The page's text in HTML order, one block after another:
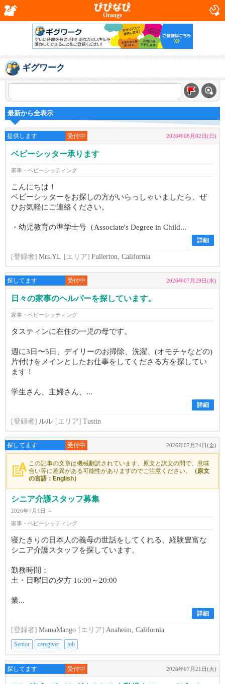
Orange
ギグワーク
最新から全表示
提供します 受付中 2026年08月02日(日)
ベビーシッター承ります
家事・ベビーシッティング
こんにちは！
ベビーシッターをお探しの方がいらっしゃいましたら、ぜ
ひお気軽にご連絡ください。
・幼児教育の準学士号（Associate's Degree in Child...
詳細
[登録者] Mrs.YL [エリア] Fullerton, California
探してます 受付中 2026年07月29日(水)
日々の家事のヘルパーを探しています。
家事・ベビーシッティング
タスティンに在住の一児の母です。
週に3日〜5日、デイリーのお掃除、洗濯、(オモチャなどの)
片付けをメインとしたお仕事をしてくださる方を探してい
ます！
学生さん、主婦さん、...
詳細
[登録者] ルル [エリア] Tustin
探してます 受付中 2026年07月24日(金)
この記事の文章は機械翻訳されています。原文と訳文の間で、意味
合い等に差異がある可能性がありますのでご注意ください。
（原文
の言語：English）
シニア介護スタッフ募集
2026年7月1日 ～
家事・ベビーシッティング
寝たきりの日本人の義母の世話をしてくれる、経験豊富な
シニア介護スタッフを探しています。
勤務時間：
土・日曜日の夕方 16:00～20:00
業...
詳細
[登録者] MamaMango [エリア] Anaheim, California
Senior caregiver job
探してます 受付中 2026年07月21日(火)